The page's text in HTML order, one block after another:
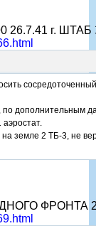
26.7.41 г.
дополнительным
земле 2 ТБ-3, не
ФРОНТА